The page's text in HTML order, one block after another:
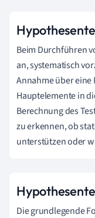
Beim Durchführen
an, systematisch
Annahme über
Hauptelemente in
Berechnung des
zu erkennen, ob
unterstützen oder
Die grundlegende